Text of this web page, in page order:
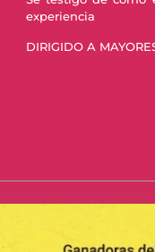
experiencia
DIRIGIDO A